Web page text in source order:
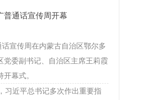
普通话宣传周开幕
宣传周在内蒙古自治区鄂尔多
委副书记、自治区主席王莉霞
幕式。
习近平总书记多次作出重要指